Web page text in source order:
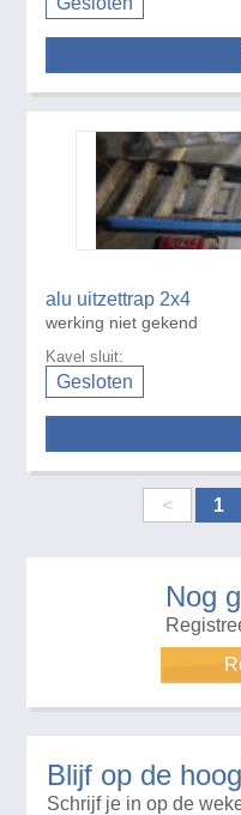
alu uitzettrap 2x4
werking niet gekend
Kavel sluit:
Gesloten
< 1
Nog
Blijf op de
Schrijf je in op de